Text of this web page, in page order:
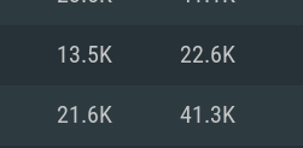
라이언트)
라이언트)
13.5K 22.6K
21.6K 41.3K